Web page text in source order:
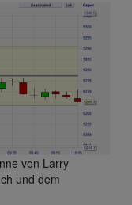
von Larry
und dem